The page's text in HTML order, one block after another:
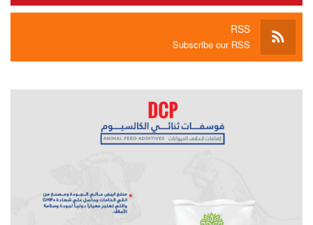
RSS
Subscribe our RSS